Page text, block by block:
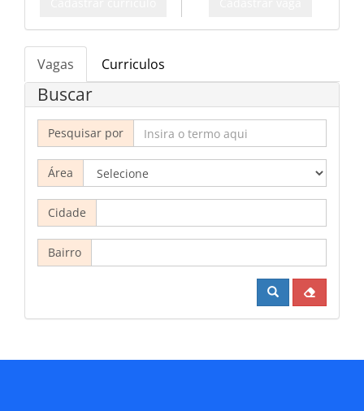
Vagas Curriculos
Buscar
Pesquisar por
Área
Cidade
Bairro